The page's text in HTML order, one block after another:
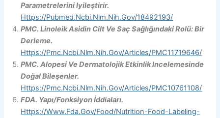
Parametrelerini Iyileştirir.
Https://pubmed.ncbi.nlm.nih.gov/18492193/
PMC. Linoleik Asidin Cilt Ve Saç Sağlığındaki Rolü: Bir
Derleme.
Https://pmc.ncbi.nlm.nih.gov/articles/PMC11719646/
PMC. Alopesi Ve Dermatolojik Etkinlik Incelemesinde
Doğal Bileşenler.
Https://pmc.ncbi.nlm.nih.gov/articles/PMC10761108/
FDA. Yapı/Fonksiyon İddiaları.
Https://www.fda.gov/food/nutrition-Food-Labeling-